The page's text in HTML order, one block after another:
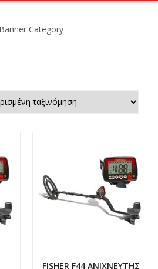
FISHER F44 ΑΝΙΧΝΕΥΤΗΣ